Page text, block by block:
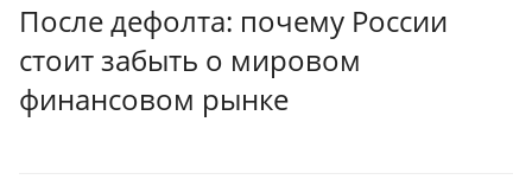
После дефолта: почему России
стоит забыть о мировом
финансовом рынке